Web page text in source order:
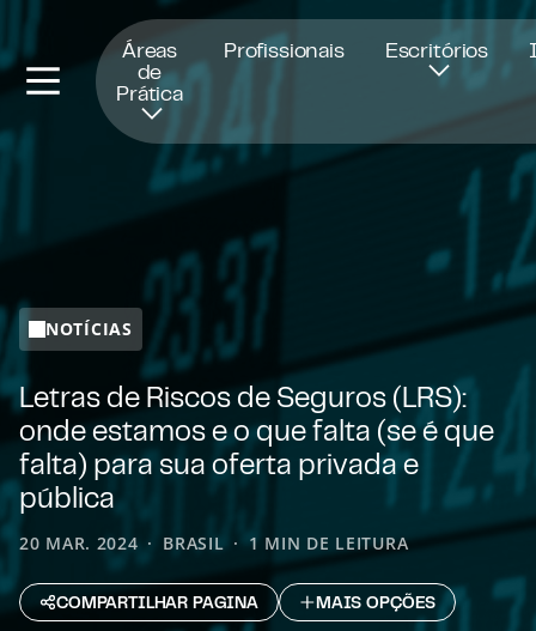
Áreas
de
Prática
Profissionais Escritórios
NOTÍCIAS
Letras de Riscos de Seguros (LRS):
onde estamos e o que falta (se é que
falta) para sua oferta privada e
pública
20 MAR. 2024 BRASIL 1 MIN DE LEITURA
COMPARTILHAR PAGINA MAIS OPÇÕES
Abre numa nova janela